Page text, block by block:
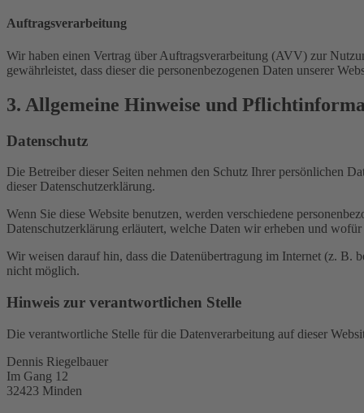
Auftragsverarbeitung
Wir haben einen Vertrag über Auftragsverarbeitung (AVV) zur
gewährleistet, dass dieser die personenbezogenen Daten unserer
3. Allgemeine Hinweise und
Datenschutz
Die Betreiber dieser Seiten nehmen den Schutz Ihrer persönlichen
dieser Datenschutzerklärung.
Wenn Sie diese Website benutzen, werden verschiedene
Datenschutzerklärung erläutert, welche Daten wir erheben und
Wir weisen darauf hin, dass die Datenübertragung im Internet (z.
nicht möglich.
Hinweis zur verantwortlichen Stelle
Die verantwortliche Stelle für die Datenverarbeitung auf dieser
Dennis Riegelbauer
Im Gang 12
32423 Minden